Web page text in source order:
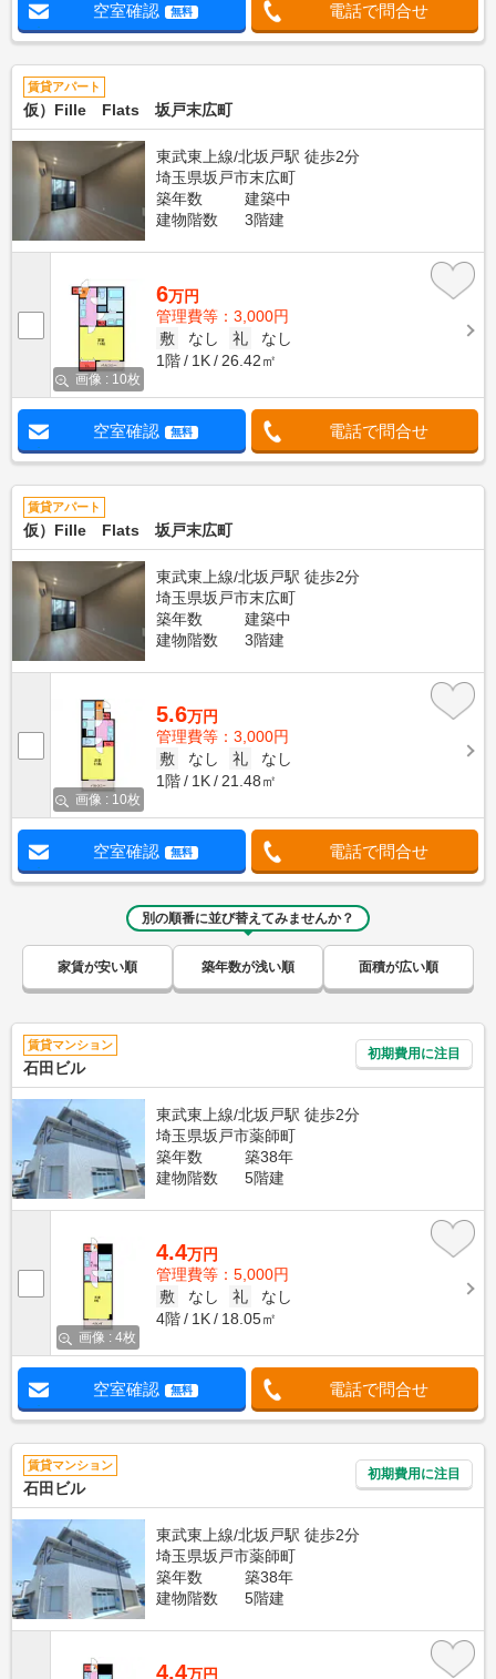
空室確認 無料 電話で問合せ
賃貸アパート
仮）Fille Flats 坂戸末広町
東武東上線/北坂戸駅 徒歩2分
埼玉県坂戸市末広町
築年数
建築中
建物階数
3階建
画像 : 10枚
6万円
管理費等：3,000円
敷
なし 礼
なし
1階
1K 26.42㎡
空室確認 無料 電話で問合せ
賃貸アパート
仮）Fille Flats 坂戸末広町
東武東上線/北坂戸駅 徒歩2分
埼玉県坂戸市末広町
築年数
建築中
建物階数
3階建
画像 : 10枚
5.6万円
管理費等：3,000円
敷
なし 礼
なし
1階
1K 21.48㎡
空室確認 無料 電話で問合せ
別の順番に並び替えてみませんか？
家賃が安い順 築年数が浅い順 面積が広い順
賃貸マンション
石田ビル
初期費用に注目
東武東上線/北坂戸駅 徒歩2分
埼玉県坂戸市薬師町
築年数
築38年
建物階数
5階建
画像 : 4枚
4.4万円
管理費等：5,000円
敷
なし 礼
なし
4階
1K 18.05㎡
空室確認 無料 電話で問合せ
賃貸マンション
石田ビル
初期費用に注目
東武東上線/北坂戸駅 徒歩2分
埼玉県坂戸市薬師町
築年数
築38年
建物階数
5階建
4.4万円